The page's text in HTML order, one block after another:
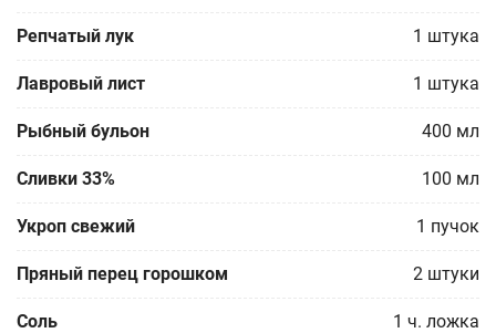
Репчатый лук 1 штука
Лавровый лист 1 штука
Рыбный бульон 400 мл
Сливки 33% 100 мл
Укроп свежий 1 пучок
Пряный перец горошком 2 штуки
Соль 1 ч. ложка